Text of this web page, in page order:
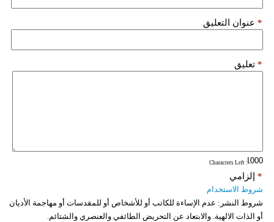
عنوان التعليق *
تعليق *
: Characters Left
إلزامي *
شروط الاستخدام
شروط النشر: عدم الإساءة للكاتب أو للأشخاص أو للمقدسات أو مهاجمة الأديان
أو الذات الالهية. والابتعاد عن التحريض الطائفي والعنصري والشتائم.